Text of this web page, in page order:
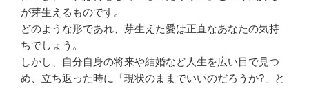
が芽生えるものです。
どのような形であれ、芽生えた愛は正直なあなたの気持
ちでしょう。
しかし、自分自身の将来や結婚など人生を広い目で見つ
め、立ち返った時に「現状のままでいいのだろうか?」と